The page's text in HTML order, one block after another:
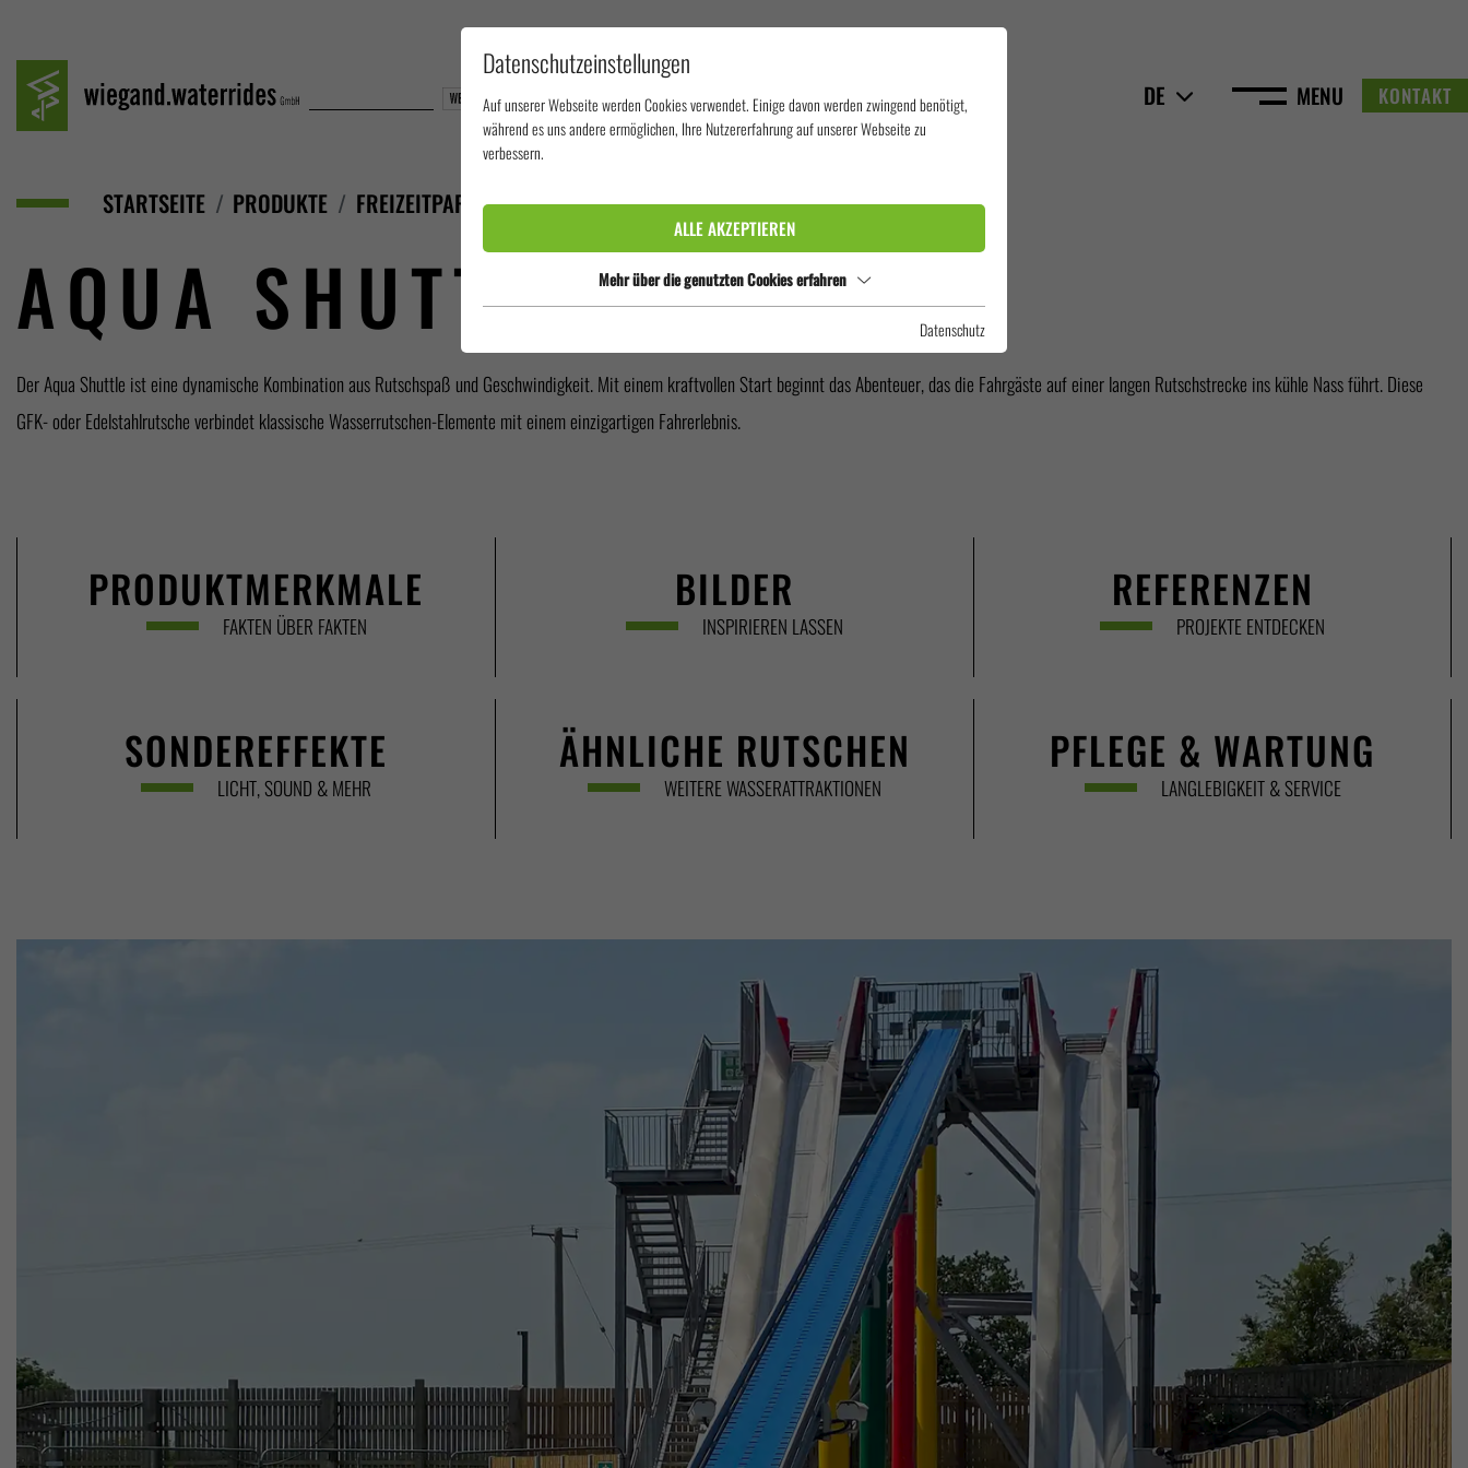
DE MENU KONTAKT
STARTSEITE PRODUKTE FREIZEITPARKRUTSCHEN AQUA SHUTTLE
AQUA SHUTTLE
Der Aqua Shuttle ist eine dynamische Kombination aus Rutschspaß und Geschwindigkeit. Mit einem kraftvollen Start beginnt das Abenteuer, das die Fahrgäste auf einer langen Rutschstrecke ins kühle Nass führt. Diese
GFK- oder Edelstahlrutsche verbindet klassische Wasserrutschen-Elemente mit einem einzigartigen Fahrerlebnis.
PRODUKTMERKMALE
FAKTEN ÜBER FAKTEN
BILDER
INSPIRIEREN LASSEN
REFERENZEN
PROJEKTE ENTDECKEN
SONDEREFFEKTE
LICHT, SOUND & MEHR
ÄHNLICHE RUTSCHEN
WEITERE WASSERATTRAKTIONEN
PFLEGE & WARTUNG
LANGLEBIGKEIT & SERVICE
Datenschutzeinstellungen
Auf unserer Webseite werden Cookies verwendet. Einige davon werden zwingend benötigt,
während es uns andere ermöglichen, Ihre Nutzererfahrung auf unserer Webseite zu
verbessern.
ALLE AKZEPTIEREN
Mehr über die genutzten Cookies erfahren
Datenschutz